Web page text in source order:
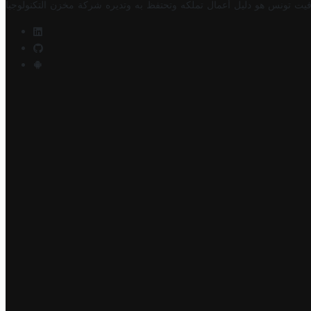
تونس هو دليل أعمال تملكه وتحتفظ به وتديره شركة مخزن التكنولوجيا